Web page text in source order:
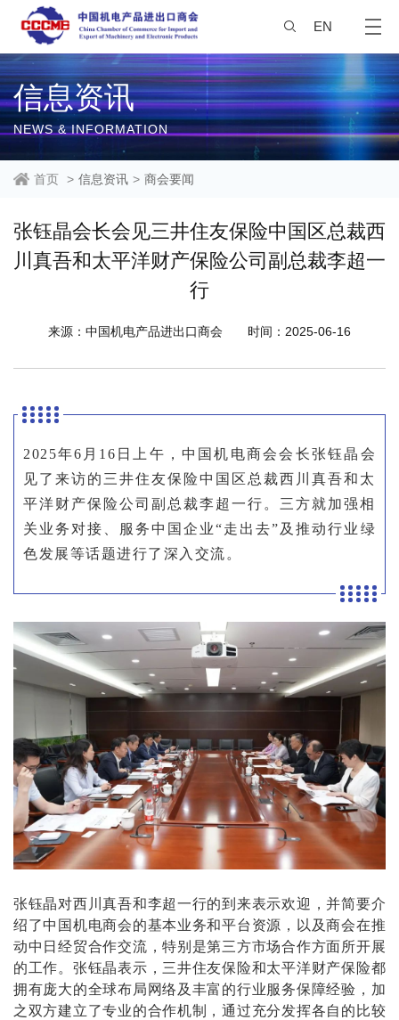
EN
信息资讯
NEWS & INFORMATION
首页 > 信息资讯 > 商会要闻
张钰晶会长会见三井住友保险中国区总裁西
川真吾和太平洋财产保险公司副总裁李超一
行
来源：中国机电产品进出口商会 时间：2025-06-16
2025年6月16日上午，中国机电商会会长张钰晶会
见了来访的三井住友保险中国区总裁西川真吾和太
平洋财产保险公司副总裁李超一行。三方就加强相
关业务对接、服务中国企业“走出去”及推动行业绿
色发展等话题进行了深入交流。
张钰晶对西川真吾和李超一行的到来表示欢迎，并简要介
绍了中国机电商会的基本业务和平台资源，以及商会在推
动中日经贸合作交流，特别是第三方市场合作方面所开展
的工作。张钰晶表示，三井住友保险和太平洋财产保险都
拥有庞大的全球布局网络及丰富的行业服务保障经验，加
之双方建立了专业的合作机制，通过充分发挥各自的比较